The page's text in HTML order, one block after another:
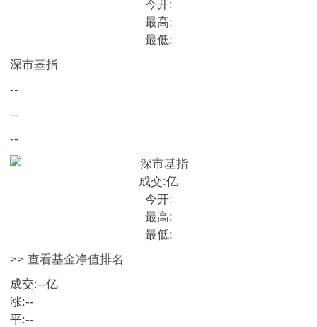
今开:
最高:
最低:
深市基指
--
--
--
成交:亿
今开:
最高:
最低:
>> 查看基金净值排名
成交:--亿
涨:--
平:--